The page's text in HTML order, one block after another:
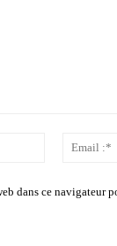
dans ce navigateur